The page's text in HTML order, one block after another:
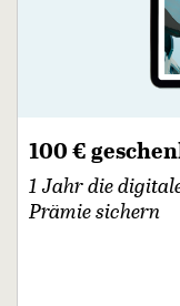
100 €
1 Jahr die
Prämie sichern